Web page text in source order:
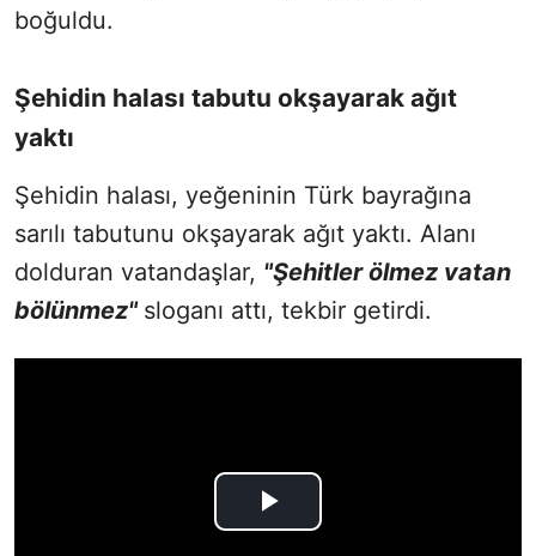
boğuldu.
Şehidin halası tabutu okşayarak ağıt
yaktı
Şehidin halası, yeğeninin Türk bayrağına
sarılı tabutunu okşayarak ağıt yaktı. Alanı
dolduran vatandaşlar, "Şehitler ölmez vatan
bölünmez" sloganı attı, tekbir getirdi.